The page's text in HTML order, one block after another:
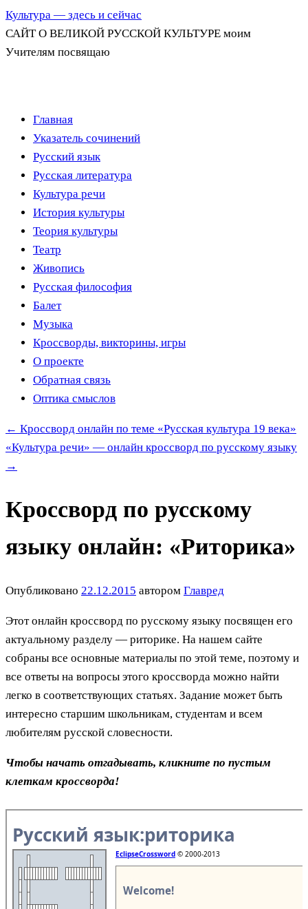
Культура — здесь и сейчас
САЙТ О ВЕЛИКОЙ РУССКОЙ КУЛЬТУРЕ моим
Учителям посвящаю
Перейти
содержимому
Главная
Указатель сочинений
Русский язык
Русская литература
Культура речи
История культуры
Теория культуры
Театр
Живопись
Русская философия
Балет
Музыка
Кроссворды, викторины, игры
О проекте
Обратная связь
Оптика смыслов
← Кроссворд онлайн по теме «Русская культура 19 века»
«Культура речи» — онлайн кроссворд по русскому языку
→
Кроссворд по русскому
языку онлайн: «Риторика»
Опубликовано 22.12.2015 автором Главред
Этот онлайн кроссворд по русскому языку посвящен его
актуальному разделу — риторике. На нашем сайте
собраны все основные материалы по этой теме, поэтому и
все ответы на вопросы этого кроссворда можно найти
легко в соответствующих статьях. Задание может быть
интересно старшим школьникам, студентам и всем
любителям русской словесности.
Чтобы начать отгадывать, кликните по пустым
клеткам кроссворда!